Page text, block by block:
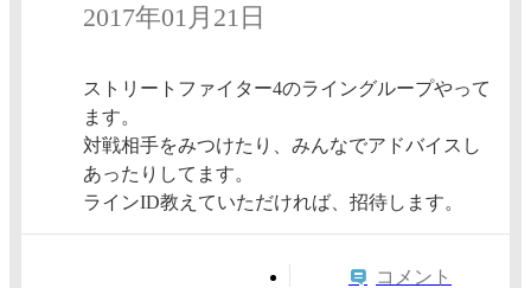
2017年01月21日
ストリートファイター4のライングループやって
ます。
対戦相手をみつけたり、みんなでアドバイスし
あったりしてます。
ラインID教えていただければ、招待します。
コメント